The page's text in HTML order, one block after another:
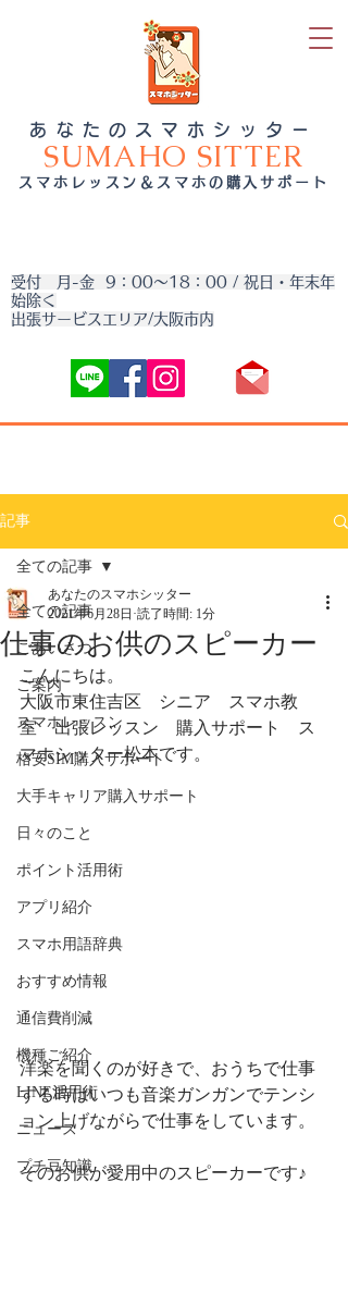
あなたのスマホシッター
SUMAHO SITTER
スマホレッスン＆スマホの購入サポート
受付 月-金 9：00～18：00 / 祝日・年末年
始除く
出張サービスエリア/大阪市内
記事
全ての記事
ごあいさつ
ご案内
スマホレッスン
格安SIM購入サポート
大手キャリア購入サポート
日々のこと
ポイント活用術
アプリ紹介
スマホ用語辞典
おすすめ情報
通信費削減
機種ご紹介
LINE活用術
ニュース
プチ豆知識
全ての記事
仕事のお供のスピーカー
あなたのスマホシッター
2021年6月28日 読了時間: 1分
こんにちは。
大阪市東住吉区　シニア　スマホ教
室　出張レッスン　購入サポート　ス
マホシッター松本です。
洋楽を聞くのが好きで、おうちで仕事
する時はいつも音楽ガンガンでテンシ
ョン上げながらで仕事をしています。
そのお供が愛用中のスピーカーです♪